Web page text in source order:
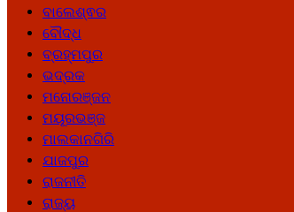
ବାଲେଶ୍ଵର
ବୌଦ୍ଧ
ବ୍ରହ୍ମପୁର
ଭଦ୍ରକ
ମନୋରଞ୍ଜନ
ମୟୂରଭଞ୍ଜ
ମାଲକାନଗିରି
ଯାଜପୁର
ରାଜନୀତି
ରାଜ୍ୟ